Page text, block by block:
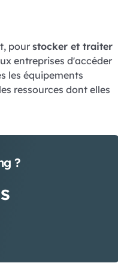
pour stocker et traiter
entreprises d'accéder
les équipements
ressources dont elles
?